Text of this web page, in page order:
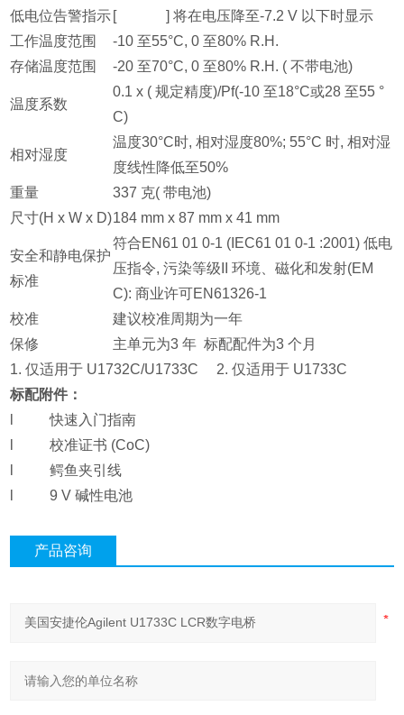
低电位告警指示 [
] 将在电压降至-7.2 V 以下时显示
工作温度范围
-10 至55°C, 0 至80% R.H.
存储温度范围
-20 至70°C, 0 至80% R.H. ( 不带电池)
温度系数
0.1 x ( 规定精度)/Pf(-10 至18°C或28 至55 °
C)
相对湿度
温度30°C时, 相对湿度80%; 55°C 时, 相对湿
度线性降低至50%
重量
337 克( 带电池)
尺寸(H x W x D)184 mm x 87 mm x 41 mm
安全和静电保护
标准
符合EN61 01 0-1 (IEC61 01 0-1 :2001) 低电
压指令, 污染等级II 环境、磁化和发射(EM
C): 商业许可EN61326-1
校准
建议校准周期为一年
保修
主单元为3 年 标配配件为3 个月
1. 仅适用于 U1732C/U1733C 2. 仅适用于 U1733C
标配附件：
l 快速入门指南
l 校准证书 (CoC)
l 鳄鱼夹引线
l 9 V 碱性电池
产品咨询